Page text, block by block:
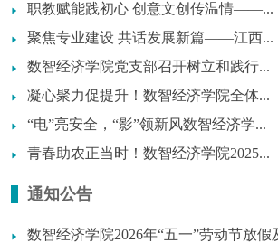
职教赋能践初心 创意文创传温情——我院文创帆布包展览暨义卖活动圆满举行
聚焦专业建设 共话发展新篇——江西工业贸易职业技术学院到访我院开展专业交流
数智经济学院党支部召开树立和践行正确政绩观学习教育部署会
凝心聚力促提升！数智经济学院全体教师赴进贤育山书院研修
“电”亮安全，“影”领新风数智经济学院用电安全短视频创作活动邀你来战
青春助农正当时！数智经济学院2025首届广丰马家柚暨第五届赣南脐橙营销大赛正式启动
通知公告